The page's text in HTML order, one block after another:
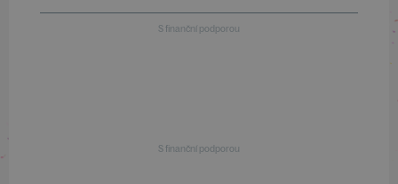
S finanční podporou
S finanční podporou